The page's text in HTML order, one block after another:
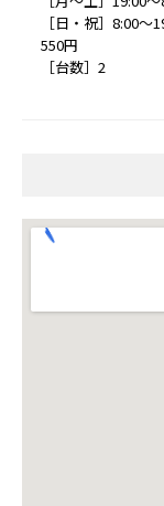
［日・祝］8:00
550円
［台数］2